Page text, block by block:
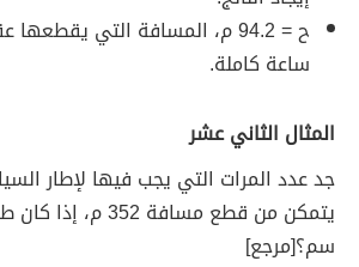
ح = 94.2 م،
المسافة التي يقطعها
ساعة كاملة.
المثال الثاني عشر
جد عدد المرات التي يجب فيها لإطار
يتمكن من قطع مسافة
سم؟ [مرجع]